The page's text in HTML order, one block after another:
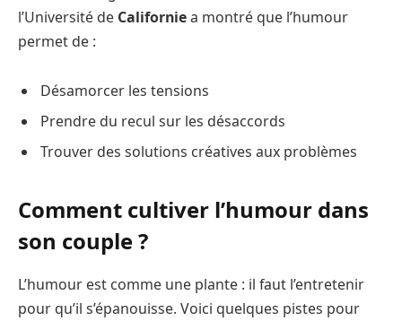
l’Université de Californiea montré que l’humour
permet de :
Désamorcer les tensions
Prendre du recul sur les désaccords
Trouver des solutions créatives aux problèmes
Comment cultiver l’humour dans
son couple ?
L’humour est comme une plante : il faut l’entretenir
pour qu’il s’épanouisse. Voici quelques pistes pour